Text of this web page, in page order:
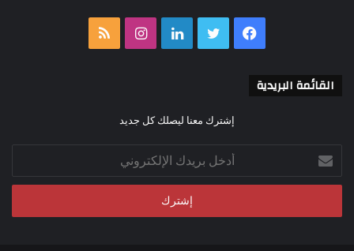
رسوم متحركة
فيسبوك تويتر لينكدإنانستقرامملخص
القائمة البريدية
إشترك معنا ليصلك كل جديد
بريدك
الإلكتروني